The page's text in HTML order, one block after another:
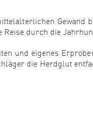
Reise durch die
und eigenes
die Herdglut